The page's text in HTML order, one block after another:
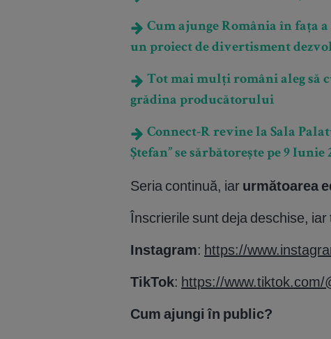
Cum ajunge România în fața
un proiect de divertisment
Tot mai mulți români aleg să
grădina producătorului
Connect-R revine la Sala
Ștefan” se sărbătorește pe 9 Iunie
Seria continuă, iar următoarea
Înscrierile sunt deja deschise,
Instagram: https://
TikTok: https://www.tiktok.com/
Cum ajungi în public?